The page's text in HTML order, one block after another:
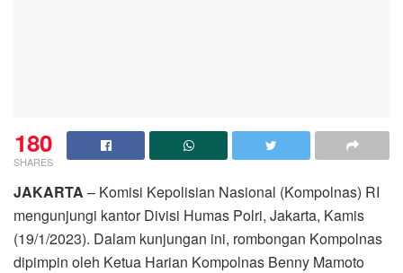
180
SHARES
JAKARTA – Komisi Kepolisian Nasional (Kompolnas) RI
mengunjungi kantor Divisi Humas Polri, Jakarta, Kamis
(19/1/2023). Dalam kunjungan ini, rombongan Kompolnas
dipimpin oleh Ketua Harian Kompolnas Benny Mamoto